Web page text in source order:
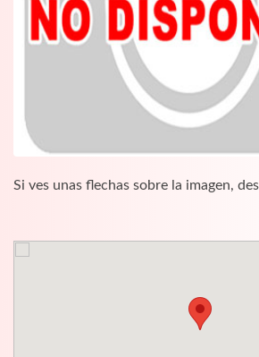
Si ves unas flechas sobre la imagen,